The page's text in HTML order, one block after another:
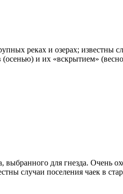
реках и озерах; известны
и их «вскрытием»
выбранного для гнезда. Очень
случаи поселения чаек в